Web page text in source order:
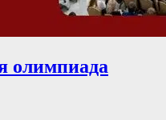
олимпиада